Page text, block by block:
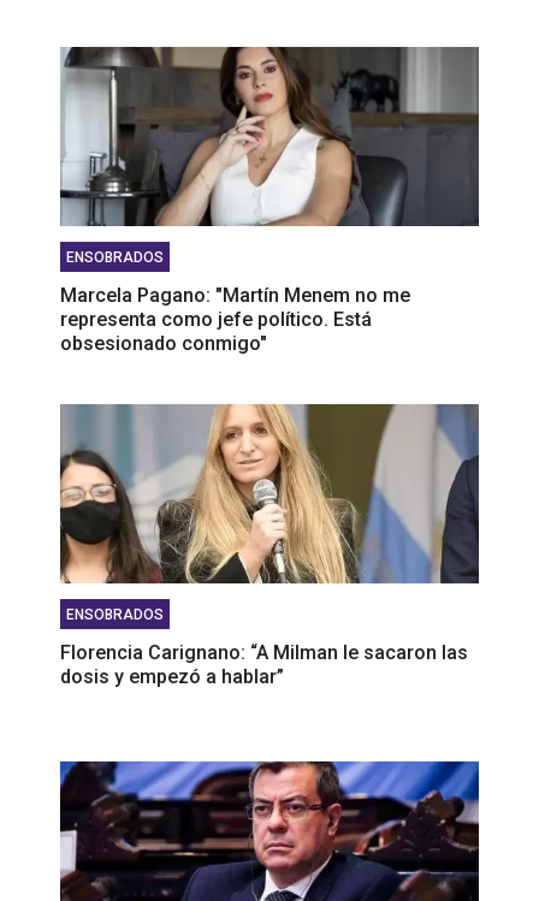
ENSOBRADOS
Marcela Pagano: "Martín Menem no me
representa como jefe político. Está
obsesionado conmigo"
ENSOBRADOS
Florencia Carignano: “A Milman le sacaron las
dosis y empezó a hablar”